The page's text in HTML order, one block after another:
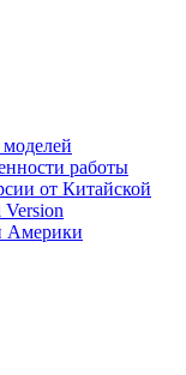
моделей
работы
от Китайской
Америки